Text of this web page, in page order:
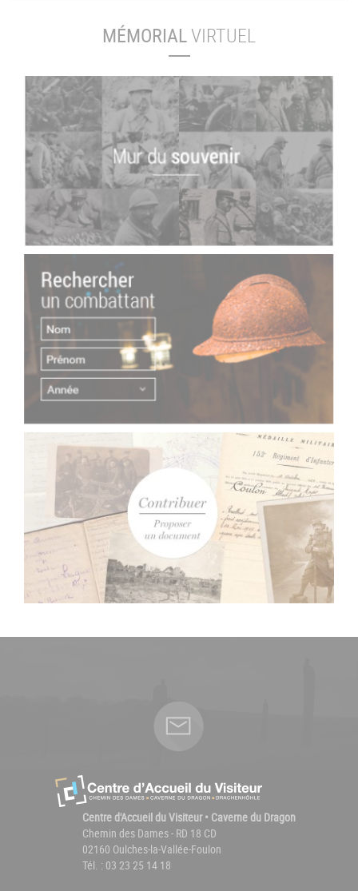
MÉMORIALVIRTUEL
Centre d'Accueil du Visiteur • Caverne du Dragon
Chemin des Dames - RD 18 CD
02160 Oulches-la-Vallée-Foulon
Tél. : 03 23 25 14 18